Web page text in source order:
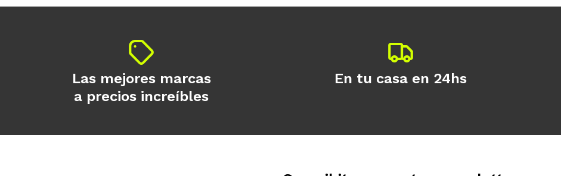
Las mejores marcas
a precios increíbles
En tu casa en 24hs